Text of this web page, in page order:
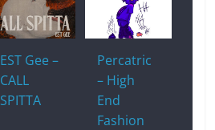
EST Gee –
CALL
SPITTA
Percatric
– High
End
Fashion